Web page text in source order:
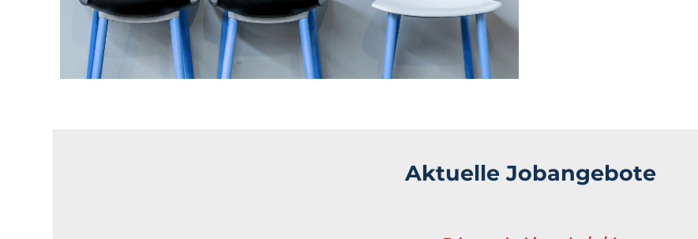
Aktuelle Jobangebote